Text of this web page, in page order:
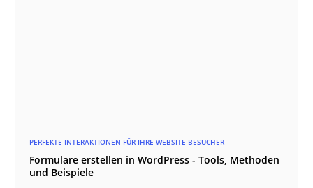
PERFEKTE INTERAKTIONEN FÜR IHRE WEBSITE-BESUCHER
Formulare erstellen in WordPress - Tools, Methoden
und Beispiele